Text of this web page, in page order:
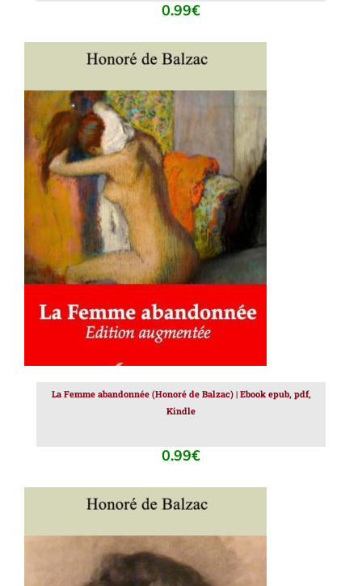
0.99€
AJOUTER AU PANIER / DÉTAILS
La Femme abandonnée (Honoré de Balzac) | Ebook epub, pdf,
Kindle
0.99€